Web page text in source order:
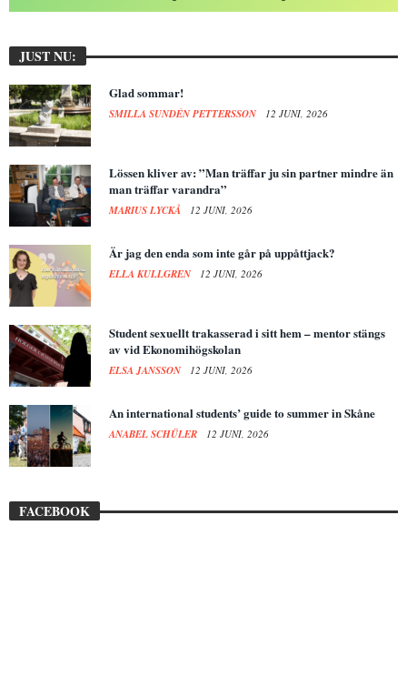
JUST NU:
Glad sommar!
SMILLA SUNDÉN PETTERSSON 12 JUNI, 2026
Lössen kliver av: ”Man träffar ju sin partner mindre än
man träffar varandra”
MARIUS LYCKÅ 12 JUNI, 2026
Är jag den enda som inte går på uppåttjack?
ELLA KULLGREN 12 JUNI, 2026
Student sexuellt trakasserad i sitt hem – mentor stängs
av vid Ekonomihögskolan
ELSA JANSSON 12 JUNI, 2026
An international students’ guide to summer in Skåne
ANABEL SCHÜLER 12 JUNI, 2026
FACEBOOK